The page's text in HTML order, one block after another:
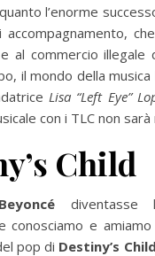
l’enorme
e al commercio
il mondo della
Lisa “Left Eye”
con i TLC non
Child
Beyoncé diventasse
conosciamo e
pop di Destiny’s